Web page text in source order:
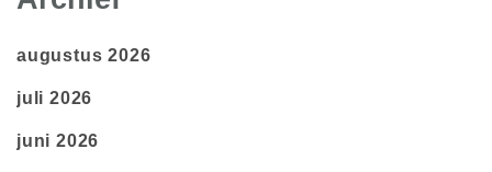
augustus 2026
juli 2026
juni 2026